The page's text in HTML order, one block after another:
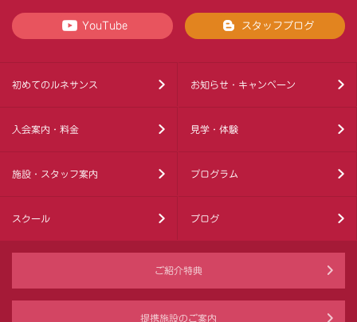
YouTube スタッフブログ
初めてのルネサンス お知らせ・キャンペーン
入会案内・料金 見学・体験
施設・スタッフ案内 プログラム
スクール ブログ
ご紹介特典
提携施設のご案内